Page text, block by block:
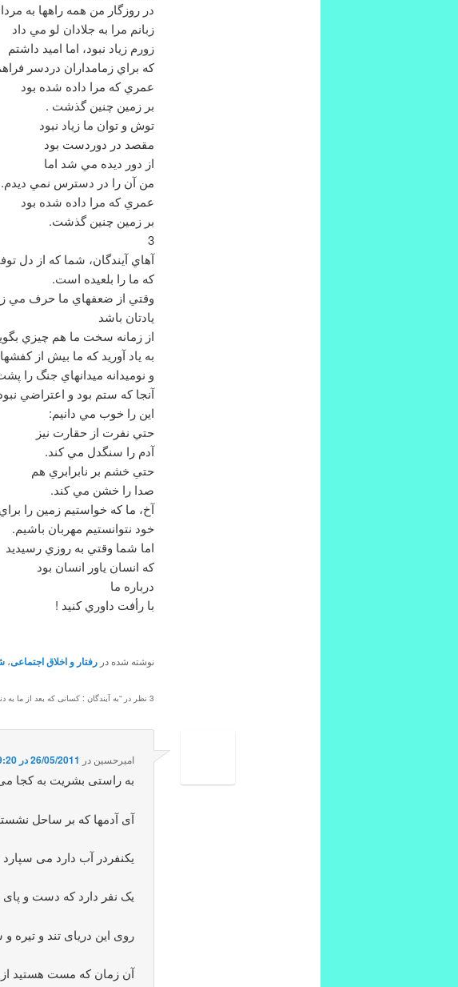
در روزگار من همه راهها به
زبانم مرا به جلادان لو مي داد
زورم زياد نبود، اما اميد داشتم
كه براي زمامداران دردسر
عمري كه مرا داده شده بود
بر زمين چنين گذشت .
توش و توان ما زياد نبود
مقصد در دوردست بود
از دور ديده مي شد اما
من آن را در دسترس نمي ديدم.
عمري كه مرا داده شده بود
بر زمين چنين گذشت.
3
آهاي آيندگان، شما كه از دل
كه ما را بلعيده است.
وقتي از ضعفهاي ما حرف مي
يادتان باشد
از زمانه سخت ما هم چيزي
به ياد آوريد كه ما بيش از
و نوميدانه ميدانهاي جنگ را
آنجا كه ستم بود و اعتراضي
اين را خوب مي دانيم:
حتي نفرت از حقارت نيز
آدم را سنگدل مي كند.
حتي خشم بر نابرابري هم
صدا را خشن مي كند.
آخ، ما كه خواستيم زمين را
خود نتوانستيم مهربان باشيم.
اما شما وقتي به روزي رسيديد
كه انسان ياور انسان بود
درباره ما
با رأفت داوري كنيد !
نوشته شده در رفتار و اخلاق اجتماعی،
3 نظر در “ به آیندگان : کسانی که بعد از ما به
امیرحسین در 26/05/2011 در 9:20 ب.ظ
به راستی بشریت به کجا
آی آدمها که بر ساحل
یکنفردر آب دارد می
یک نفر دارد که دست و پای
روی این دریای تند و تیره
آن زمان که مست هستید